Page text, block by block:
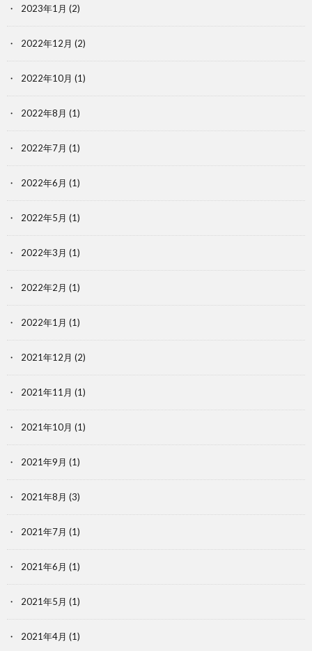
2023年1月 (2)
2022年12月 (2)
2022年10月 (1)
2022年8月 (1)
2022年7月 (1)
2022年6月 (1)
2022年5月 (1)
2022年3月 (1)
2022年2月 (1)
2022年1月 (1)
2021年12月 (2)
2021年11月 (1)
2021年10月 (1)
2021年9月 (1)
2021年8月 (3)
2021年7月 (1)
2021年6月 (1)
2021年5月 (1)
2021年4月 (1)